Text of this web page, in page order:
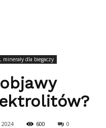
minerały dla biegaczy
600 0